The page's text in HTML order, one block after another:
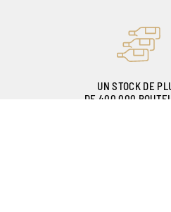
UN STOCK DE
DE 400.000